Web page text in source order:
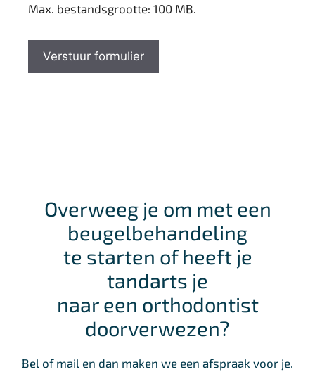
Max. bestandsgrootte: 100 MB.
Verstuur formulier
Overweeg je om met een
beugelbehandeling
te starten of heeft je
tandarts je
naar een orthodontist
doorverwezen?
Bel of mail en dan maken we een afspraak voor je.